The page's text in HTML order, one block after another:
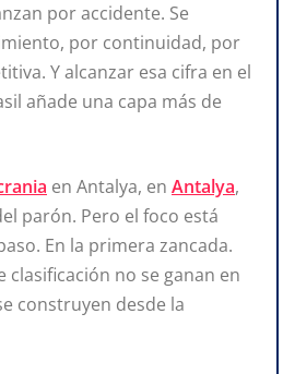
por accidente. Se
por continuidad, por
Y alcanzar esa cifra en el
añade una capa más de
en Antalya, en Antalya,
parón. Pero el foco está
En la primera zancada.
clasificación no se ganan en
construyen desde la